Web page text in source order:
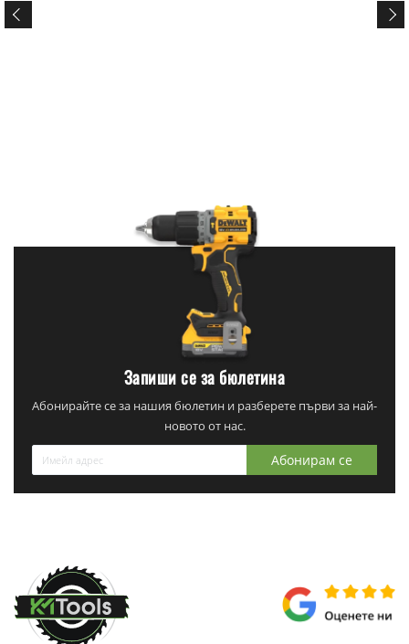
Запиши се за бюлетина
Абонирайте се за нашия бюлетин и разберете първи за най-
новото от нас.
Абонирам се